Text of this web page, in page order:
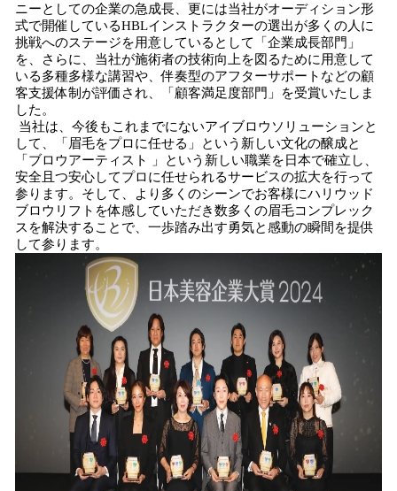
ニーとしての企業の急成長、更には当社がオーディション形
式で開催しているHBLインストラクターの選出が多くの人に
挑戦へのステージを用意しているとして「企業成長部門」
を、さらに、当社が施術者の技術向上を図るために用意して
いる多種多様な講習や、伴奏型のアフターサポートなどの顧
客支援体制が評価され、「顧客満足度部門」を受賞いたしま
した。
当社は、今後もこれまでにないアイブロウソリューションと
して、「眉毛をプロに任せる」という新しい文化の醸成と
「ブロウアーティスト 」という新しい職業を日本で確立し、
安全且つ安心してプロに任せられるサービスの拡大を行って
参ります。そして、より多くのシーンでお客様にハリウッド
ブロウリフトを体感していただき数多くの眉毛コンプレック
スを解決することで、一歩踏み出す勇気と感動の瞬間を提供
して参ります。